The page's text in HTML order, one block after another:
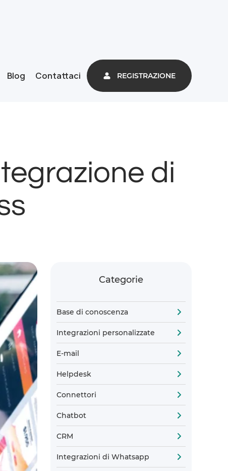
Blog Contattaci REGISTRAZIONE
di
Categorie
Base di conoscenza
Integrazioni personalizzate
E-mail
Helpdesk
Connettori
Chatbot
CRM
Integrazioni di Whatsapp